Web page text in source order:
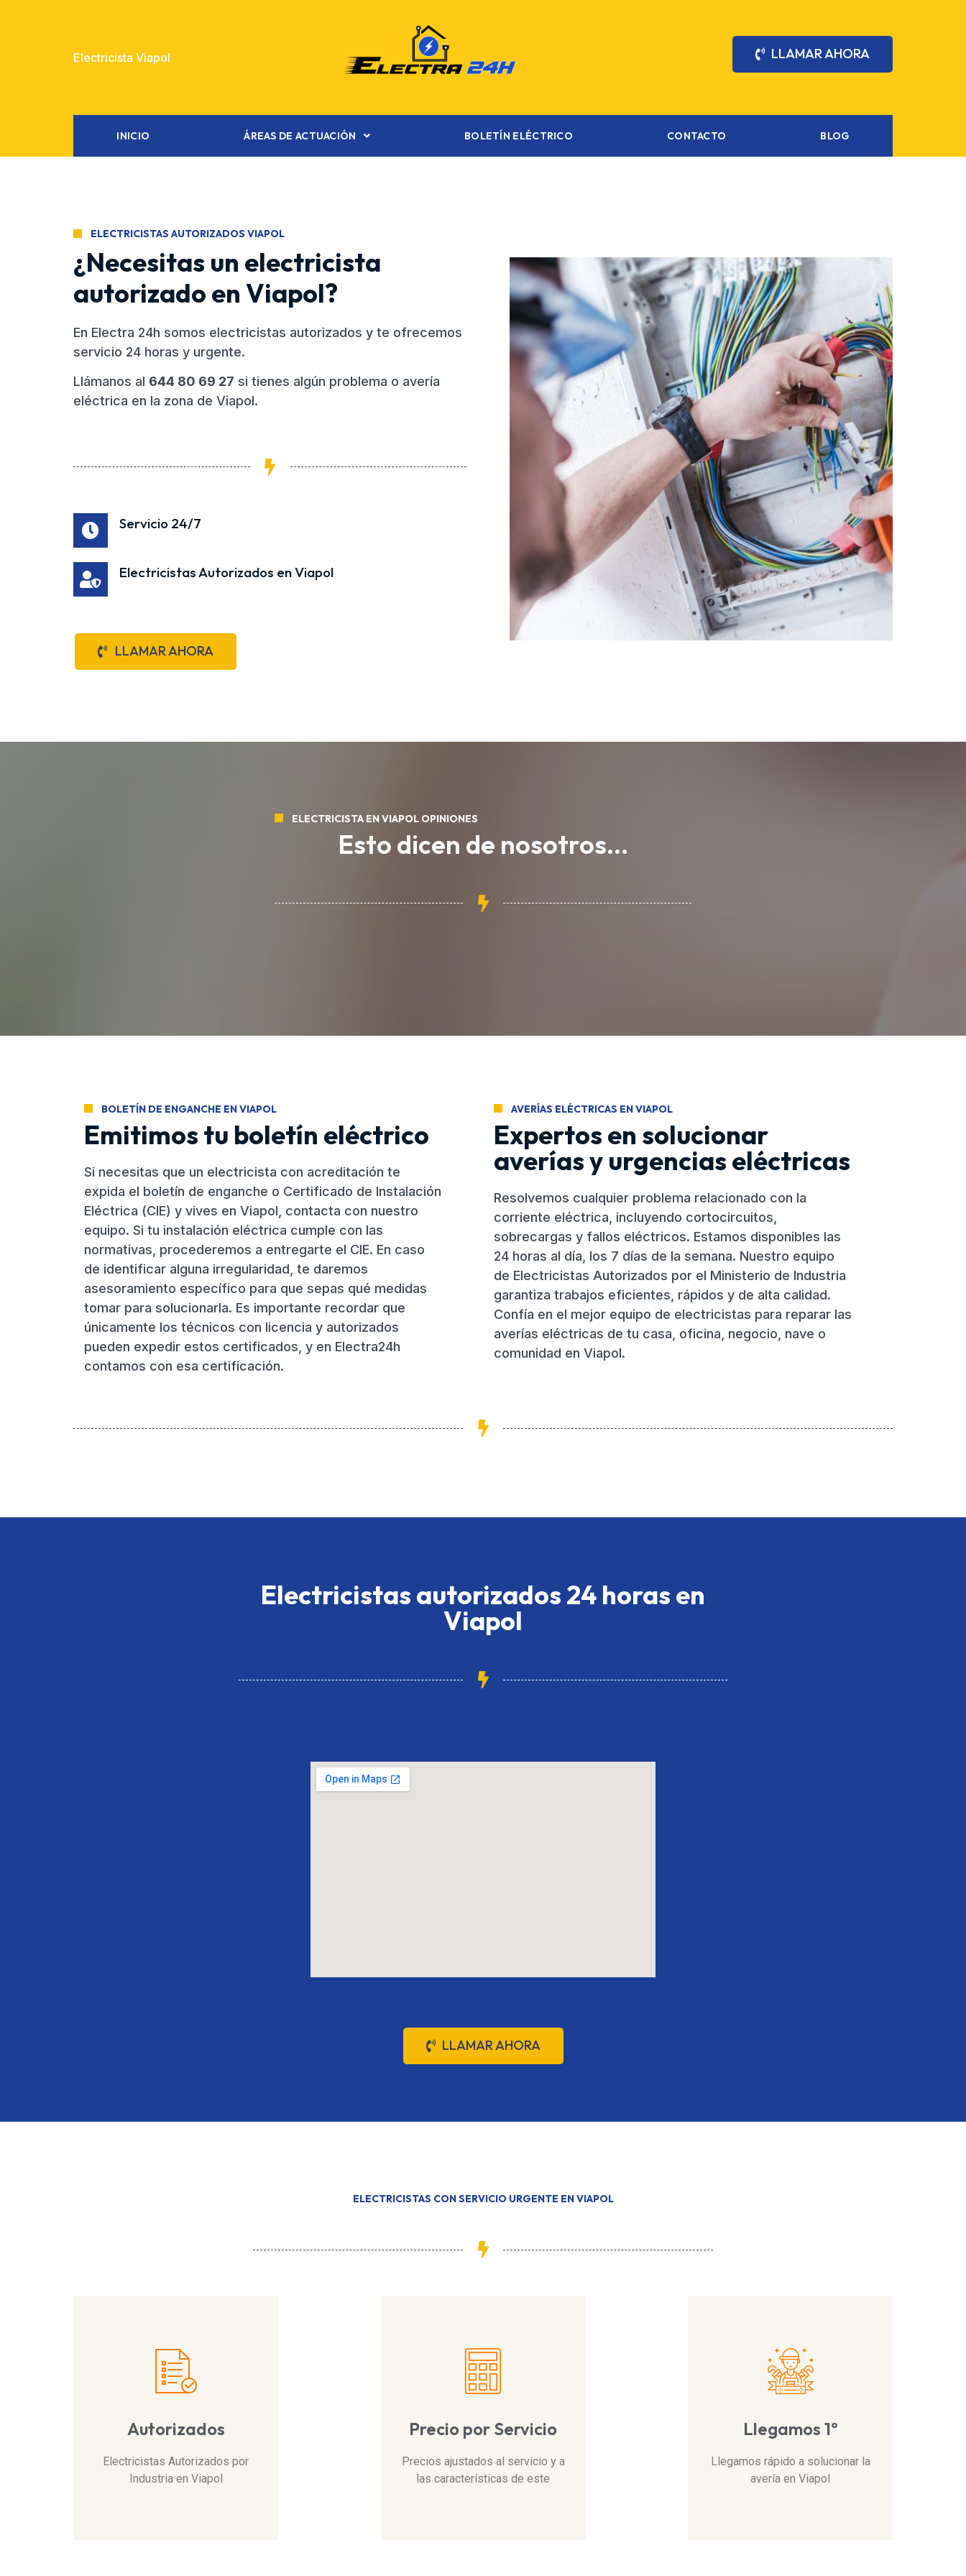
Electricista Viapol LLAMAR AHORA
INICIO ÁREAS DE ACTUACIÓN BOLETÍN ELÉCTRICO CONTACTO BLOG
ELECTRICISTAS AUTORIZADOS VIAPOL
¿Necesitas un electricista
autorizado en Viapol?
En Electra 24h somos electricistas autorizados y te ofrecemos
servicio 24 horas y urgente.
Llámanos al 644 80 69 27 si tienes algún problema o avería
eléctrica en la zona de Viapol.
Servicio 24/7
Electricistas Autorizados en Viapol
LLAMAR AHORA
ELECTRICISTA EN VIAPOL OPINIONES
Esto dicen de nosotros...
BOLETÍN DE ENGANCHE EN VIAPOL
Emitimos tu boletín eléctrico
Si necesitas que un electricista con acreditación te
expida el boletín de enganche o Certificado de Instalación
Eléctrica (CIE) y vives en Viapol, contacta con nuestro
equipo. Si tu instalación eléctrica cumple con las
normativas, procederemos a entregarte el CIE. En caso
de identificar alguna irregularidad, te daremos
asesoramiento específico para que sepas qué medidas
tomar para solucionarla. Es importante recordar que
únicamente los técnicos con licencia y autorizados
pueden expedir estos certificados, y en Electra24h
contamos con esa certificación.
AVERÍAS ELÉCTRICAS EN VIAPOL
Expertos en solucionar
averías y urgencias eléctricas
Resolvemos cualquier problema relacionado con la
corriente eléctrica, incluyendo cortocircuitos,
sobrecargas y fallos eléctricos. Estamos disponibles las
24 horas al día, los 7 días de la semana. Nuestro equipo
de Electricistas Autorizados por el Ministerio de Industria
garantiza trabajos eficientes, rápidos y de alta calidad.
Confía en el mejor equipo de electricistas para reparar las
averías eléctricas de tu casa, oficina, negocio, nave o
comunidad en Viapol.
Electricistas autorizados 24 horas en
Viapol
LLAMAR AHORA
ELECTRICISTAS CON SERVICIO URGENTE EN VIAPOL
Autorizados
Electricistas Autorizados por
Industria en Viapol
Precio por Servicio
Precios ajustados al servicio y a
las características de este
Llegamos 1º
Llegamos rápido a solucionar la
avería en Viapol